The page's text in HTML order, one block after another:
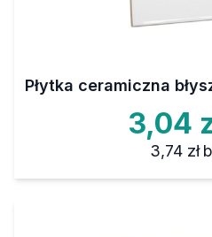
Płytka ceramiczna
3,04
3,74 zł